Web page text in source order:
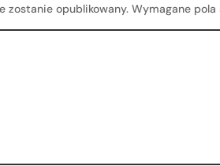
zostanie opublikowany. Wymagane pola